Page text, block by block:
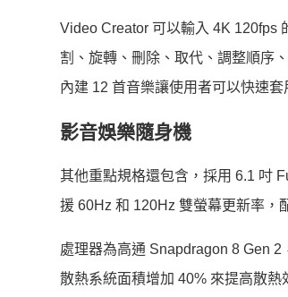
Video Creator 可以輸入 4K 120fps
割、旋轉、刪除、取代、調整順序
內建 12 首音樂讓使用者可以快速
影音娛樂隨身機
其他重點規格還包含，採用 6.1 吋
援 60Hz 和 120Hz 雙螢幕更新率，
處理器為高通 Snapdragon 8 Gen
散熱系統面積增加 40% 來提高散